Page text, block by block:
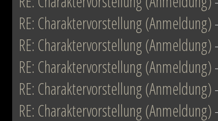
RE: Charaktervorstellung (Anmeldung)
RE: Charaktervorstellung (Anmeldung)
RE: Charaktervorstellung (Anmeldung)
RE: Charaktervorstellung (Anmeldung)
RE: Charaktervorstellung (Anmeldung)